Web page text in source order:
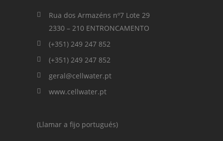
Rua dos Armazéns nº7 Lote 29
2330 – 210 ENTRONCAMENTO
(+351) 249 247 852
(+351) 249 247 852
geral@cellwater.pt
www.cellwater.pt
(Llamar a fijo portugués)